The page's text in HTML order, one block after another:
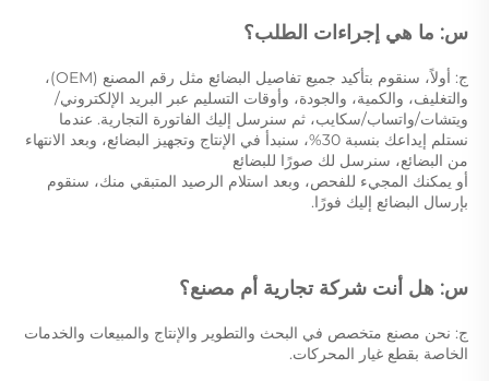
س: ما هي إجراءات الطلب؟
والتغليف، والكمية، والجودة، وأوقات التسليم عبر البريد الإلكتروني/
ويتشات/واتساب/سكايب، ثم سنرسل إليك الفاتورة التجارية. عندما
من البضائع، سنرسل لك صورًا للبضائع
بإرسال البضائع إليك فورًا.
س: هل أنت شركة تجارية أم مصنع؟
الخاصة بقطع غيار المحركات.